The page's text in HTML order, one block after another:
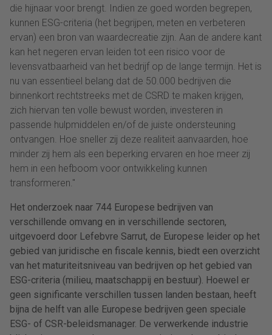
die hijnaar voor brengt. Indien ze goed worden begrepen,
kunnen ESG-criteria (het begrijpen, meten en verbeteren
ervan) een bron van waardecreatie zijn. Aan de andere kant
kan het negeren ervan leiden tot een risico voor de
levensvatbaarheid van het bedrijf op de lange termijn. Het is
nu van essentieel belang dat de 50.000 bedrijven die
binnenkort rechtstreeks met de CSRD te maken krijgen,
zich hiervan ten volle bewust worden, investeren in
passende hulpmiddelen en/of de juiste ondersteuning
ontvangen. Hoe sneller zij deze realiteit aanvaarden, hoe
minder zij hem als een beperking ervaren en hoe meer zij
hem in een hefboom voor ontwikkeling kunnen
transformeren."
Het onderzoek naar 744 Europese bedrijven van
verschillende omvang en in verschillende sectoren,
uitgevoerd door Lefebvre Sarrut, de Europese leider op het
gebied van juridische en fiscale kennis, biedt een overzicht
van het maturiteitsniveau van bedrijven op het gebied van
ESG-criteria (milieu, maatschappij en bestuur). Hoewel er
geen significante verschillen tussen landen bestaan, heeft
bijna de helft van alle Europese bedrijven geen speciale
ESG- of CSR-beleidsmanager. De verwerkende industrie